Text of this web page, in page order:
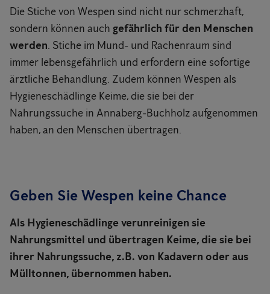
Die Stiche von Wespen sind nicht nur schmerzhaft,
sondern können auch gefährlich für den Menschen
werden. Stiche im Mund- und Rachenraum sind
immer lebensgefährlich und erfordern eine sofortige
ärztliche Behandlung. Zudem können Wespen als
Hygieneschädlinge Keime, die sie bei der
Nahrungssuche in Annaberg-Buchholz aufgenommen
haben, an den Menschen übertragen.
Geben Sie Wespen keine Chance
Als Hygieneschädlinge verunreinigen sie
Nahrungsmittel und übertragen Keime, die sie bei
ihrer Nahrungssuche, z.B. von Kadavern oder aus
Mülltonnen, übernommen haben.